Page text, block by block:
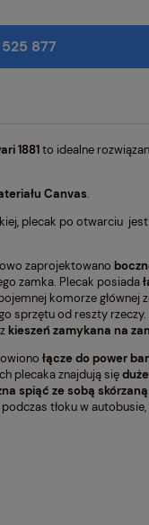
877
1881to idealne
Canvas.
plecak po otwarciu
zaprojektowano
zamka. Plecak posiada
komorze głównej
sprzętu od reszty rzeczy.
kieszeń zamykana na
łącze do power
plecaka znajdują się
spiąć ze sobą
tłoku w